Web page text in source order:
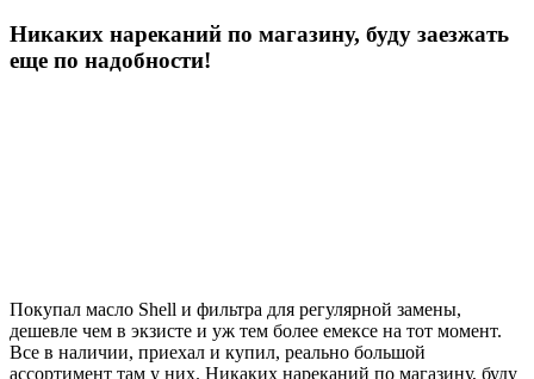
Никаких нареканий по магазину, буду заезжать
еще по надобности!
Покупал масло Shell и фильтра для регулярной замены,
дешевле чем в экзисте и уж тем более емексе на тот момент.
Все в наличии, приехал и купил, реально большой
ассортимент там у них. Никаких нареканий по магазину, буду